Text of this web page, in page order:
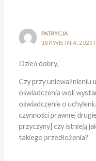
PATRYCJA
18 KWIETNIA, 2023
Dzień dobry,
Czy przy unieważnieniu
oświadczenia woli
oświadczenie o
czynności prawnej
przyczyny] czy istnieją
takiego przedłożenia?